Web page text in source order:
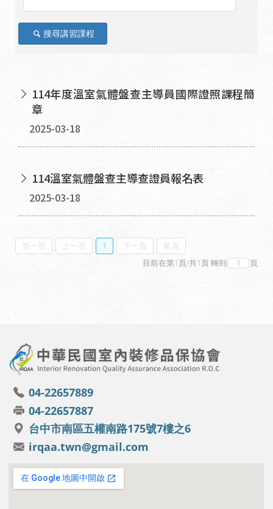
搜尋講習課程
114年度溫室氣體盤查主導員國際證照課程簡
章
2025-03-18
114溫室氣體盤查主導查證員報名表
2025-03-18
第一頁 上一頁 1 下一頁
尾頁
目前在第1頁/共1頁轉到 頁
04-22657889
04-22657887
台中市南區五權南路175號7樓之6
irqaa.twn@gmail.com